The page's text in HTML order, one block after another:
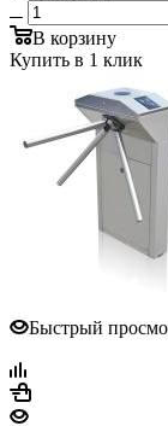
В корзину
Купить в 1 клик
Быстрый